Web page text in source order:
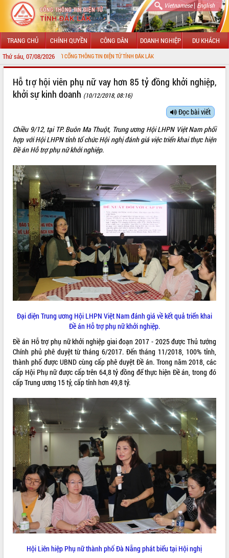
Vietnamese| English
TRANG CHỦ CHÍNH QUYỀN CÔNG DÂN DOANH NGHIỆP DU KHÁCH
Thứ sáu, 07/08/2026
ĐẾN VỚI CỔNG THÔNG TIN ĐIỆN TỬ TỈNH ĐẮK LẮK
GIỚI THIỆU
LÃNH ĐẠO UBND TỈNH
SỞ, BAN, NGÀNH
THÔNG TIN CHỈ ĐẠO ĐIỀU HÀNH
HỆ THỐNG VĂN BẢN
VĂN BẢN HĐND TỈNH
ĐIỂM TIN VĂN BẢN
QUY HOẠCH - KẾ HOẠCH
VIDEO
Loading the player...
Hội nghị UBND tỉnh Đắk Lắk thường kỳ
tháng 7/2026
Lễ truy tặng danh hiệu “Bà Mẹ Việt
Lao động
Hỗ trợ hội viên phụ nữ vay hơn 85 tỷ đồng khởi nghiệp,
khởi sự kinh doanh (10/12/2018, 08:16)
Đọc bài viết
Chiều 9/12, tại TP. Buôn Ma Thuột, Trung ương Hội LHPN Việt Nam phối
hợp với Hội LHPN tỉnh tổ chức Hội nghị đánh giá việc triển khai thực hiện
Đề án Hỗ trợ phụ nữ khởi nghiệp.
Đại diện Trung ương Hội LHPN Việt Nam đánh giá về kết quả triển khai
Đề án Hỗ trợ phụ nữ khởi nghiệp.
Đề án Hỗ trợ phụ nữ khởi nghiệp giai đoạn 2017 - 2025 được Thủ tướng
Chính phủ phê duyệt từ tháng 6/2017. Đến tháng 11/2018, 100% tỉnh,
thành phố được UBND cùng cấp phê duyệt Đề án. Trong năm 2018, các
cấp Hội Phụ nữ được cấp trên 64,8 tỷ đồng để thực hiện Đề án, trong đó
cấp Trung ương 15 tỷ, cấp tỉnh hơn 49,8 tỷ.
Hội Liên hiệp Phụ nữ thành phố Đà Nẵng phát biểu tại Hội nghị